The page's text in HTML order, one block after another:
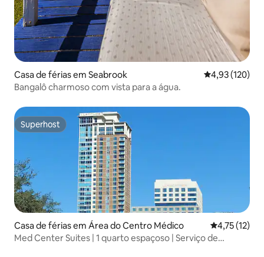
Casa de férias em Seabrook Classificação
4,93 (120)
Bangalô charmoso com vista para a água.
Superhost
Superhost
Casa de férias em Área do Centro Médico
4,75 (12)
Med Center Suites | 1 quarto espaçoso | Serviço de